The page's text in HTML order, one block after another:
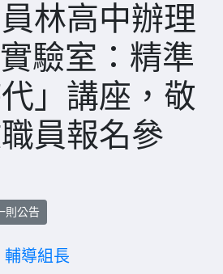
員林高中辦理
實驗室：精準
」講座，敬
員報名參
則公告
輔導組長